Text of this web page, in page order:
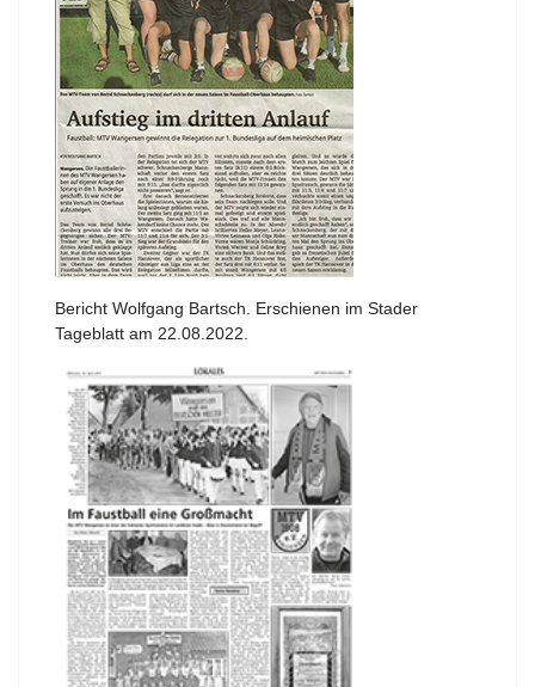
Bericht Wolfgang Bartsch. Erschienen im Stader
Tageblatt am 22.08.2022.